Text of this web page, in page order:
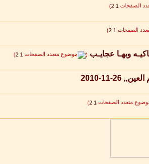
1
2
)
1
2
)
وبهـا عجايـب (
1
2
)
11-2010
1
2
)